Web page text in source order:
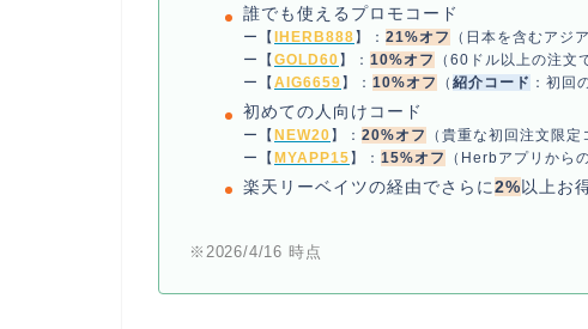
誰でも使えるプロモコード
ー【 IHERB888 】： 21%オフ
（日本を含むアジ
ー【 GOLD60 】： 10%オフ
（60ドル以上の注文
ー【 AIG6659 】： 10%オフ （ 紹介コード ：初回
初めての人向けコード
ー【 NEW20 】： 20%オフ
（貴重な初回注文限定
ー【 MYAPP15 】： 15%オフ （Herbアプリから
楽天リーベイツの経由でさらに2%以上お
※2026/4/16 時点